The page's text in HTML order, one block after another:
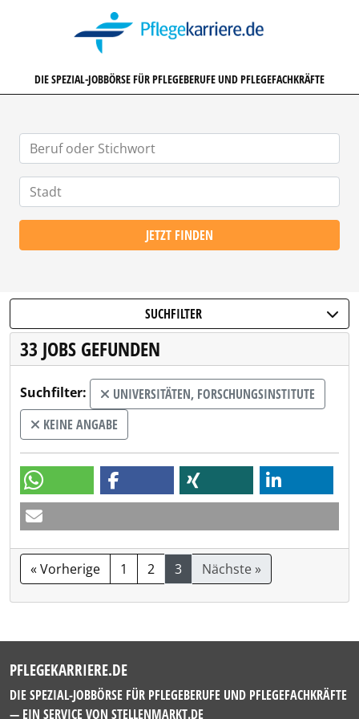
DIE SPEZIAL-JOBBÖRSE FÜR PFLEGEBERUFE UND PFLEGEFACHKRÄFTE
JETZT FINDEN
SUCHFILTER
33 JOBS GEFUNDEN
Suchfilter:
UNIVERSITÄTEN, FORSCHUNGSINSTITUTE
KEINE ANGABE
« Vorherige 1 2 3 Nächste »
PFLEGEKARRIERE.DE
DIE SPEZIAL-JOBBÖRSE FÜR PFLEGEBERUFE UND PFLEGEFACHKRÄFTE
— EIN SERVICE VON STELLENMARKT.DE